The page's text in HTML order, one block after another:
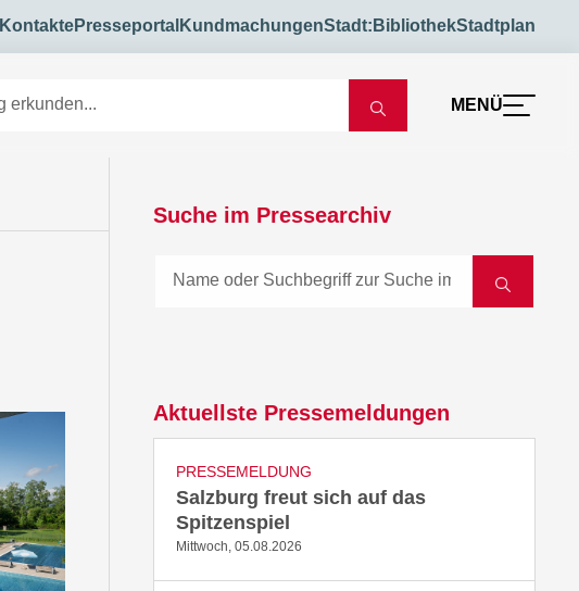
KontaktePresseportal KundmachungenStadt:BibliothekStadtplan
MENÜ
Suche im Pressearchiv
Aktuellste Pressemeldungen
PRESSEMELDUNG
Salzburg freut sich auf das
Spitzenspiel
Mittwoch, 05.08.2026